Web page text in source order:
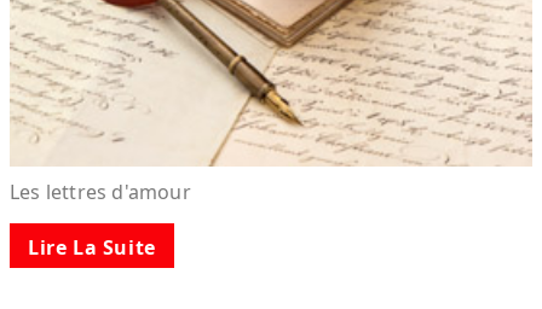
Les lettres d'amour
Lire La Suite